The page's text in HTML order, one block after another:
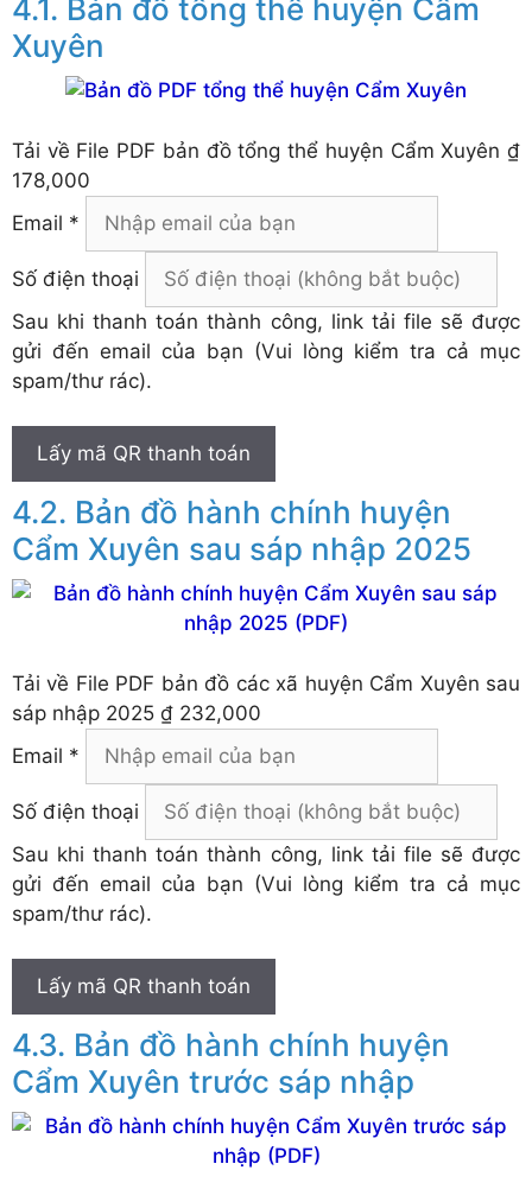
Bản đồ tổng thể huyện Cẩm
Xuyên
Tải về File PDF bản đồ tổng thể huyện Cẩm Xuyên ₫
178,000
Email *
Số điện thoại
Sau khi thanh toán thành công, link tải file sẽ được
gửi đến email của bạn (Vui lòng kiểm tra cả mục
spam/thư rác).
Lấy mã QR thanh toán
Bản đồ hành chính huyện
Cẩm Xuyên sau sáp nhập 2025
Tải về File PDF bản đồ các xã huyện Cẩm Xuyên sau
sáp nhập 2025 ₫ 232,000
Email *
Số điện thoại
Sau khi thanh toán thành công, link tải file sẽ được
gửi đến email của bạn (Vui lòng kiểm tra cả mục
spam/thư rác).
Lấy mã QR thanh toán
Bản đồ hành chính huyện
Cẩm Xuyên trước sáp nhập